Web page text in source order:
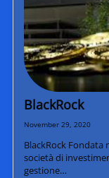
BlackRock
November 29, 2020
BlackRock Fondata
società di
gestione…